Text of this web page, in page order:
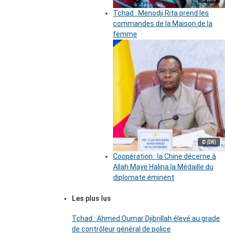
Tchad : Menodji Rita prend les
commandes de la Maison de la
femme
© (DR)
Coopération : la Chine décerne à
Allah Maye Halina la Médaille du
diplomate éminent
Les plus lus
Tchad : Ahmed Oumar Djibrillah élevé au grade
de contrôleur général de police